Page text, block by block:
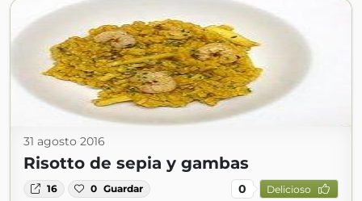
31 agosto 2016
Risotto de sepia y gambas
16 0 Guardar 0 Delicioso